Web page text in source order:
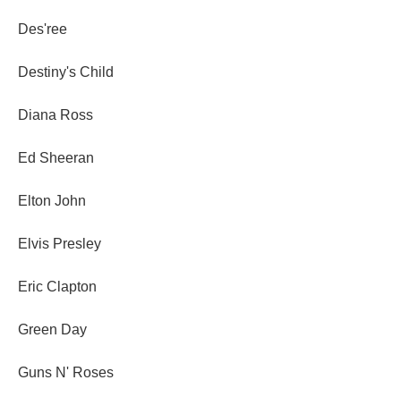
Des'ree
Destiny's Child
Diana Ross
Ed Sheeran
Elton John
Elvis Presley
Eric Clapton
Green Day
Guns N' Roses